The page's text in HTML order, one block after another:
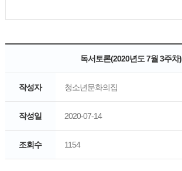
독서토론(2020년도 7월 3주차)
작성자 청소년문화의집
작성일 2020-07-14
조회수 1154